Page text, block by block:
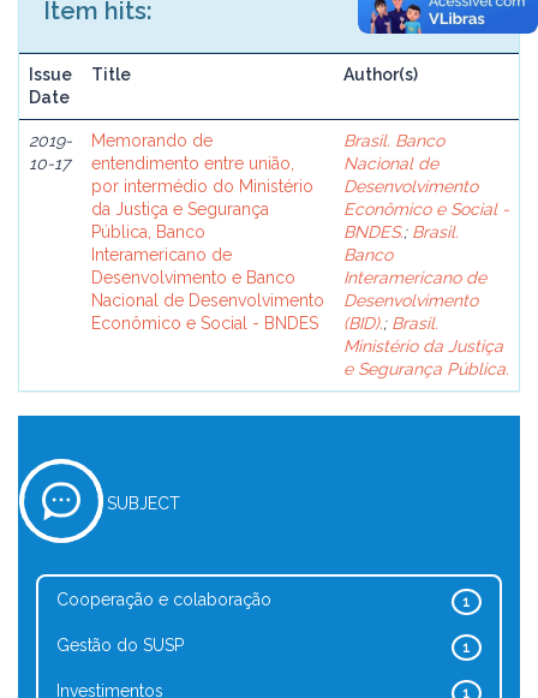
Item hits:
Issue
Date
Title Author(s)
2019-
10-17
Memorando de
entendimento entre união,
por intermédio do Ministério
da Justiça e Segurança
Pública, Banco
Interamericano de
Desenvolvimento e Banco
Nacional de Desenvolvimento
Econômico e Social - BNDES
Brasil. Banco
Nacional de
Desenvolvimento
Econômico e Social -
BNDES.; Brasil.
Banco
Interamericano de
Desenvolvimento
(BID).; Brasil.
Ministério da Justiça
e Segurança Pública.
SUBJECT
1
Cooperação e colaboração
1
Gestão do SUSP
1
Investimentos